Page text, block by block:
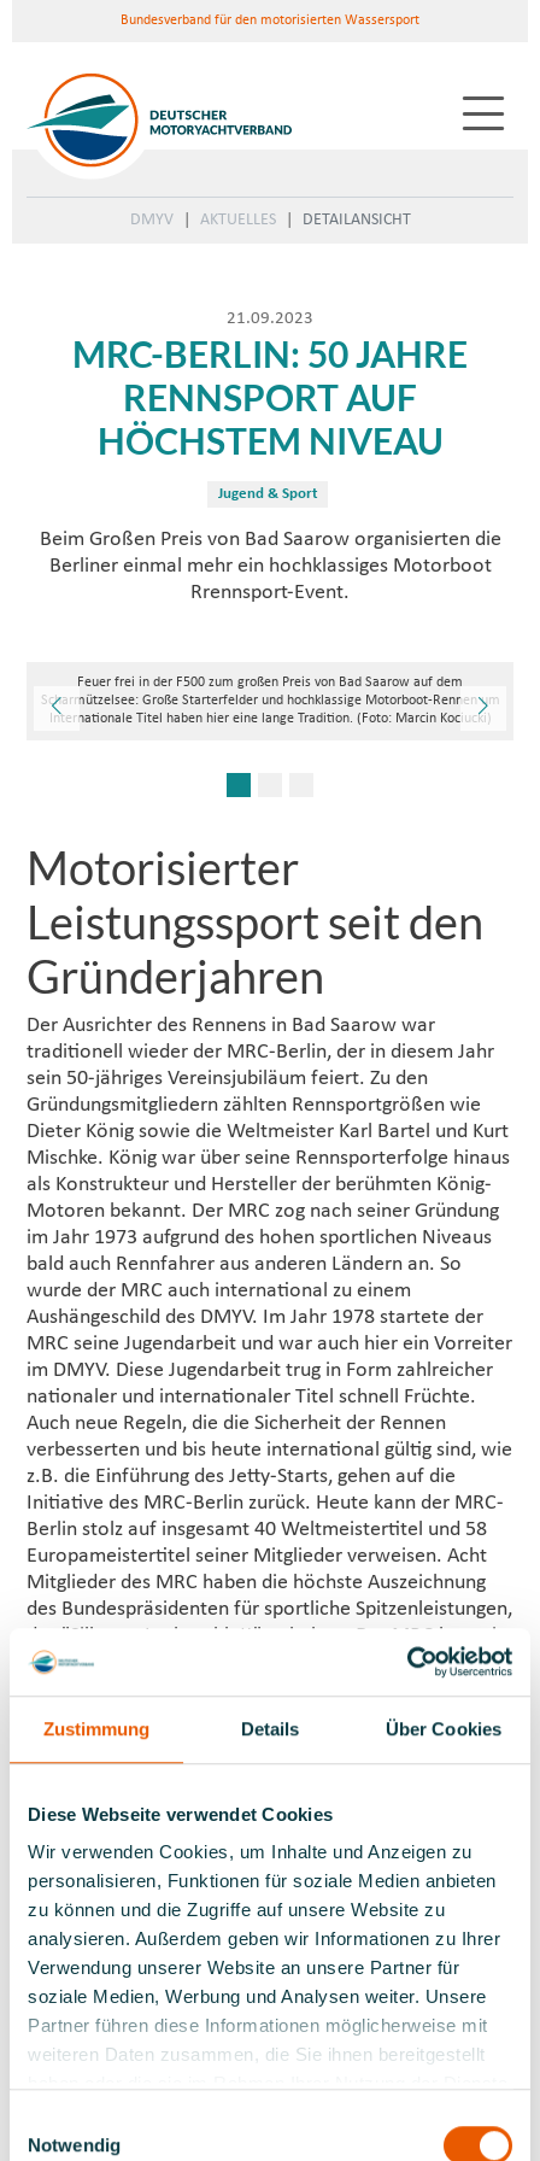
Zustimmung Details Über Cookies
Diese Webseite verwendet Cookies
Wir verwenden Cookies, um Inhalte und Anzeigen zu
personalisieren, Funktionen für soziale Medien anbieten
zu können und die Zugriffe auf unsere Website zu
analysieren. Außerdem geben wir Informationen zu Ihrer
Verwendung unserer Website an unsere Partner für
soziale Medien, Werbung und Analysen weiter. Unsere
Partner führen diese Informationen möglicherweise mit
weiteren Daten zusammen, die Sie ihnen bereitgestellt
Notwendig
Bundesverband für den motorisierten Wassersport
DMYV AKTUELLES DETAILANSICHT
21.09.2023
MRC-BERLIN: 50 JAHRE
RENNSPORT AUF
HÖCHSTEM NIVEAU
Jugend & Sport
Beim Großen Preis von Bad Saarow organisierten die
Berliner einmal mehr ein hochklassiges Motorboot
Rrennsport-Event.
Feuer frei in der F500 zum großen Preis von Bad Saarow auf dem
Scharmützelsee: Große Starterfelder und hochklassige Motorboot-Rennen um
Internationale Titel haben hier eine lange Tradition. (Foto: Marcin Kociucki)
Motorisierter
Leistungssport seit den
Gründerjahren
Der Ausrichter des Rennens in Bad Saarow war
traditionell wieder der MRC-Berlin, der in diesem Jahr
sein 50-jähriges Vereinsjubiläum feiert. Zu den
Gründungsmitgliedern zählten Rennsportgrößen wie
Dieter König sowie die Weltmeister Karl Bartel und Kurt
Mischke. König war über seine Rennsporterfolge hinaus
als Konstrukteur und Hersteller der berühmten König-
Motoren bekannt. Der MRC zog nach seiner Gründung
im Jahr 1973 aufgrund des hohen sportlichen Niveaus
bald auch Rennfahrer aus anderen Ländern an. So
wurde der MRC auch international zu einem
Aushängeschild des DMYV. Im Jahr 1978 startete der
MRC seine Jugendarbeit und war auch hier ein Vorreiter
im DMYV. Diese Jugendarbeit trug in Form zahlreicher
nationaler und internationaler Titel schnell Früchte.
Auch neue Regeln, die die Sicherheit der Rennen
verbesserten und bis heute international gültig sind, wie
z.B. die Einführung des Jetty-Starts, gehen auf die
Initiative des MRC-Berlin zurück. Heute kann der MRC-
Berlin stolz auf insgesamt 40 Weltmeistertitel und 58
Europameistertitel seiner Mitglieder verweisen. Acht
Mitglieder des MRC haben die höchste Auszeichnung
des Bundespräsidenten für sportliche Spitzenleistungen,
das "Silberne Lorbeerblatt", erhalten. Der MRC hat sein
Clubdomizil im Hafen Steglitz, wo auch der
Großer Preis von Bad
Saarow
Ein hohes Niveau zeigte sich auch in den großen
Starterfeldern und in der Tatsache, dass in drei Klassen
Weltmeisterschaftsläufe – und davon zweimal die
Finalläufe – anstanden und die F4 in der Internationalen
deutschen Meisterschaft startete.
In der Klasse F500 stand die vierte Runde im Rahmen
der WM-Läufe an. Holger Kluge konnte dabei als
einziger deutscher Fahrer im Feld den siebten Platz in
der Gesamtwertung belegen. In den Klassen F250 und
F250-Klasse belegte Ingo Hepner als bester deutscher